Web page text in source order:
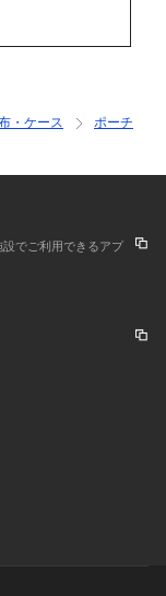
・ケース
ポーチ
でご利用できるアプ